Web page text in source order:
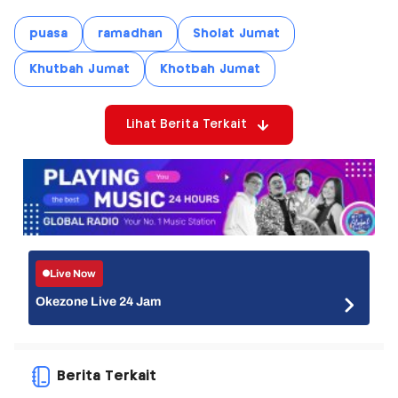
puasa ramadhan Sholat Jumat
Khutbah Jumat Khotbah Jumat
Lihat Berita Terkait
Live Now
Okezone Live 24 Jam
Berita Terkait